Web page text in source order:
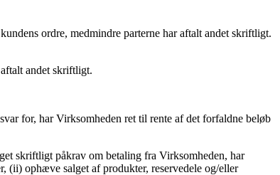
ordre, medmindre parterne har aftalt andet skriftligt.
andet skriftligt.
for, har Virksomheden ret til rente af det forfaldne beløb
skriftligt påkrav om betaling fra Virksomheden, har
(ii) ophæve salget af produkter, reservedele og/eller